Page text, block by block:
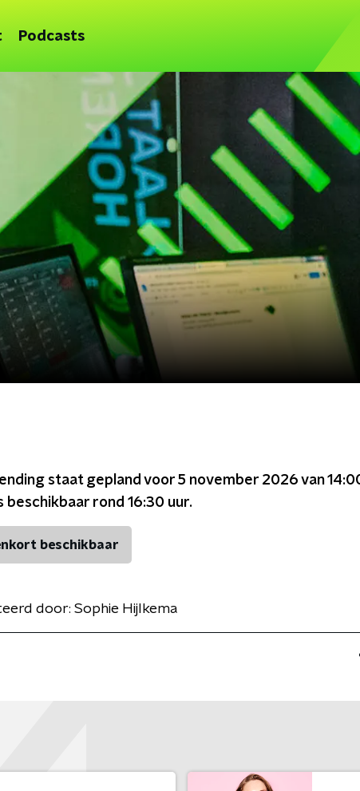
Podcasts
staat gepland voor 5 november 2026 van
beschikbaar rond 16:30 uur.
beschikbaar
door: Sophie Hijlkema